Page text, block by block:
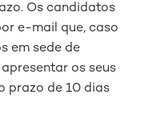
Os candidatos
e-mail que, caso
em sede de
os seus
prazo de 10 dias